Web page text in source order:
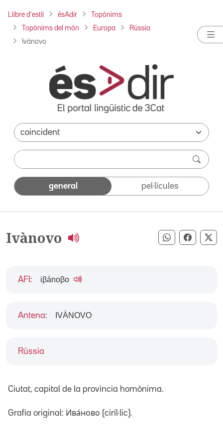
Llibre d'estil ésAdir Topònims
Topònims del món Europa Rússia
Ivànovo
general pel·lícules
Ivànovo Compartir
Rússia
AFI : iβánoβo
Antena: IVÀNOVO
Ciutat, capital de la província homònima.
Grafia original: Ива́ново (ciríl·lic).